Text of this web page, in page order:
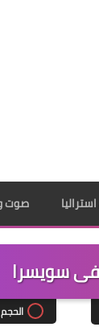
صوت
سويسرا
الحجم